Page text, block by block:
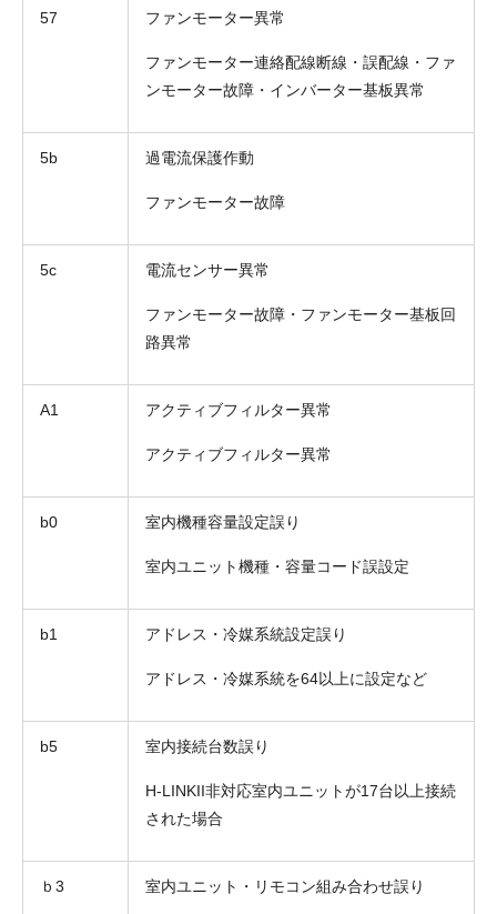
57 ファンモーター異常
ファンモーター連絡配線断線・誤配線・ファ
ンモーター故障・インバーター基板異常
5b 過電流保護作動
ファンモーター故障
5c 電流センサー異常
ファンモーター故障・ファンモーター基板回
路異常
A1 アクティブフィルター異常
アクティブフィルター異常
b0 室内機種容量設定誤り
室内ユニット機種・容量コード誤設定
b1 アドレス・冷媒系統設定誤り
アドレス・冷媒系統を64以上に設定など
b5 室内接続台数誤り
H-LINKII非対応室内ユニットが17台以上接続
された場合
ｂ3 室内ユニット・リモコン組み合わせ誤り